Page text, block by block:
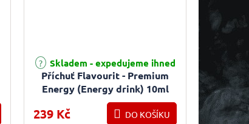
Příchuť Flavourit - Premium
Energy (Energy drink) 10ml
Skladem - expedujeme ihned
239 Kč DO KOŠÍKU